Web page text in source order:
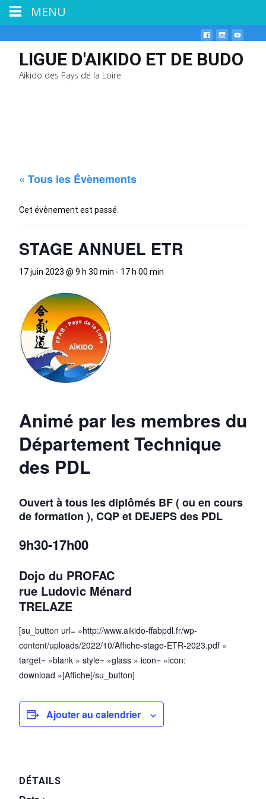
LIGUE D'AIKIDO ET DE BUDO
Aikido des Pays de la Loire
« Tous les Évènements
Cet évènement est passé.
STAGE ANNUEL ETR
17 juin 2023 @ 9 h 30 min - 17 h 00 min
Animé par les membres du
Département Technique
des PDL
Ouvert à tous les diplômés BF ( ou en cours
de formation ), CQP et DEJEPS des PDL
9h30-17h00
Dojo du PROFAC
rue Ludovic Ménard
TRELAZE
[su_button url= »http://www.aikido-ffabpdl.fr/wp-
content/uploads/2022/10/Affiche-stage-ETR-2023.pdf »
target= »blank » style= »glass » icon= »icon:
download »]Affiche[/su_button]
Ajouter au calendrier
DÉTAILS
MENU